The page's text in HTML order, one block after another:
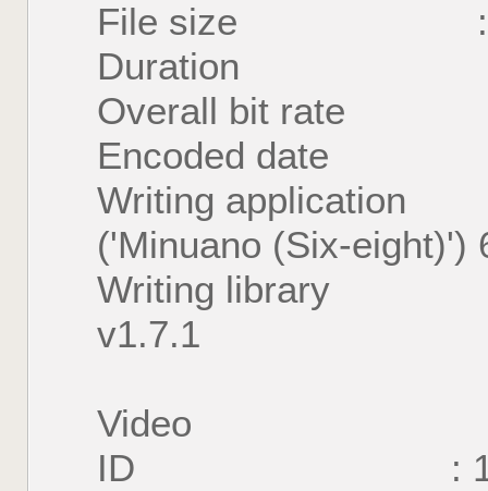
File size :
Duration : 1
Overall bit rate :
Encoded date :
Writing application
('Minuano (Six-eight)')
Writing library :
v1.7.1
Video
ID :